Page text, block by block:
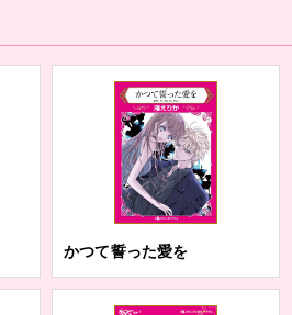
かつて誓った愛を